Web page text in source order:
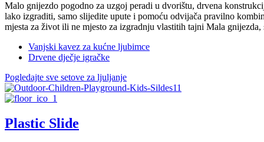
Malo gnijezdo pogodno za uzgoj peradi u dvorištu, drvena
lako izgraditi, samo slijedite upute i pomoću odvijača pravilno
mjesta za život ili ne mjesto za izgradnju vlastitih tajni Mala
Vanjski kavez za kućne ljubimce
Drvene dječje igračke
Pogledajte sve setove za ljuljanje
Plastic Slide